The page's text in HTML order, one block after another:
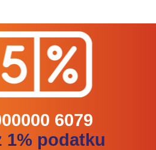
6079
1% podatku